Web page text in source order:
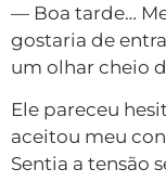
— Boa tarde…
gostaria de
um olhar cheio
Ele pareceu
aceitou meu
Sentia a tensão